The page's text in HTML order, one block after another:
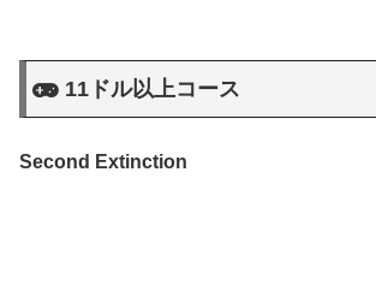
11ドル以上コース
Second Extinction